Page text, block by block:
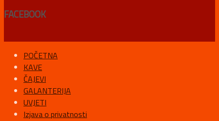
FACEBOOK
POČETNA
KAVE
ČAJEVI
GALANTERIJA
UVJETI
Izjava o privatnosti